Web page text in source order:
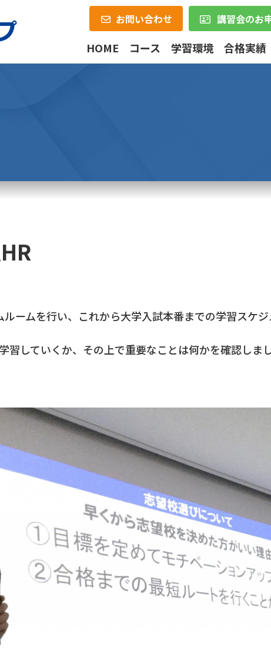
お問い合わせ 講習会のお
HOME コース 学習環境 合格実績
ームを行い、これから大学入試本番までの学習スケ
習していくか、その上で重要なことは何かを確認しまし